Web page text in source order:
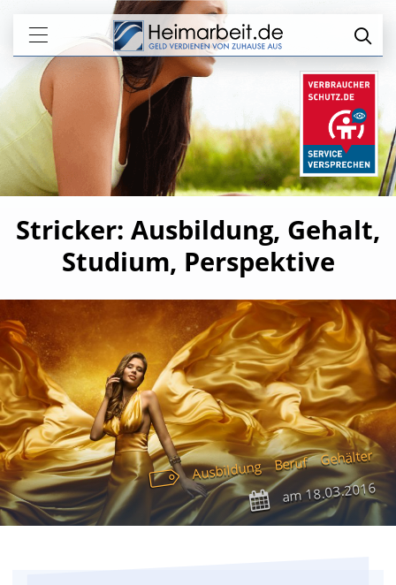
Stricker: Ausbildung, Gehalt,
Studium, Perspektive
Ausbildung Beruf Gehälter
am18.03.2016